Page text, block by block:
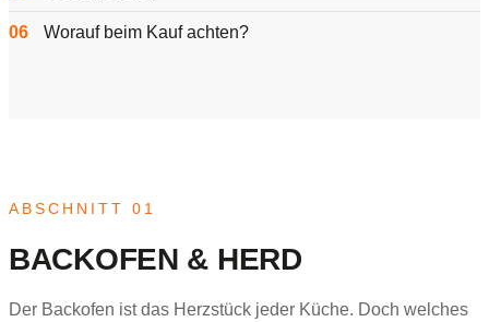
06 Worauf beim Kauf achten?
ABSCHNITT 01
BACKOFEN & HERD
Der Backofen ist das Herzstück jeder Küche. Doch welches